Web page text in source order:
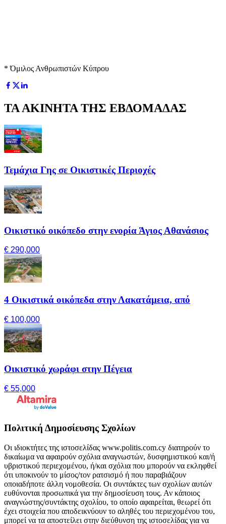
* Όμιλος Ανθρωπιστών Κύπρου
ΤΑ ΑΚΙΝΗΤΑ ΤΗΣ ΕΒΔΟΜΑΔΑΣ
Τεμάχια Γης σε Οικιστικές Περιοχές
Οικιστικό οικόπεδο στην ενορία Άγιος Αθανάσιος
€ 290,000
4 Οικιστικά οικόπεδα στην Λακατάμεια, από
€ 100,000
Οικιστικό χωράφι στην Πέγεια
€ 55,000
Πολιτική Δημοσίευσης Σχολίων
Οι ιδιοκτήτες της ιστοσελίδας www.politis.com.cy διατηρούν το
δικαίωμα να αφαιρούν σχόλια αναγνωστών, δυσφημιστικού και/ή
υβριστικού περιεχομένου, ή/και σχόλια που μπορούν να εκληφθεί
ότι υποκινούν το μίσος/τον ρατσισμό ή που παραβιάζουν
οποιαδήποτε άλλη νομοθεσία. Οι συντάκτες των σχολίων αυτών
ευθύνονται προσωπικά για την δημοσίευση τους. Αν κάποιος
αναγνώστης/συντάκτης σχολίου, το οποίο αφαιρείται, θεωρεί ότι
έχει στοιχεία που αποδεικνύουν το αληθές του περιεχομένου του,
μπορεί να τα αποστείλει στην διεύθυνση της ιστοσελίδας για να